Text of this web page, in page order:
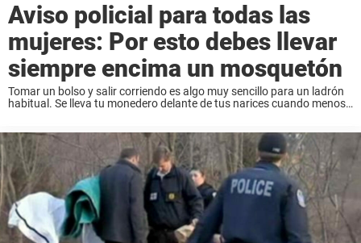
Aviso policial para todas las
mujeres: Por esto debes llevar
siempre encima un mosquetón
Tomar un bolso y salir corriendo es algo muy sencillo para un ladrón
habitual. Se lleva tu monedero delante de tus narices cuando menos